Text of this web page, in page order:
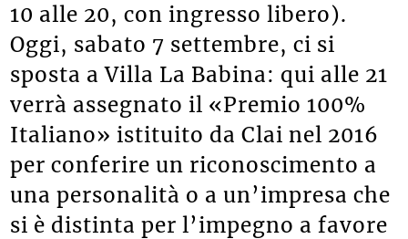
10 alle 20, con ingresso libero).
Oggi, sabato 7 settembre, ci si
sposta a Villa La Babina: qui alle 21
verrà assegnato il «Premio 100%
Italiano» istituito da Clai nel 2016
per conferire un riconoscimento a
una personalità o a un’impresa che
si è distinta per l’impegno a favore